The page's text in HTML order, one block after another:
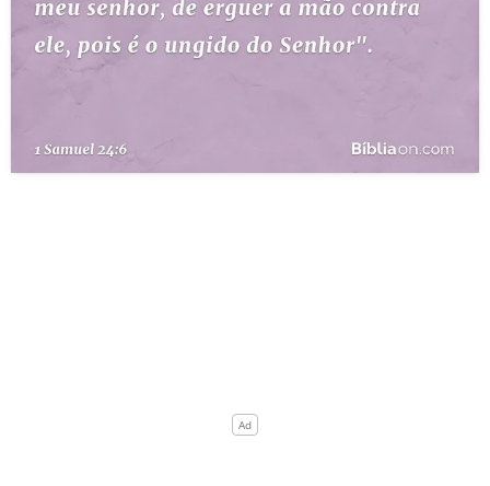
TEMAS
PERGUNTE À BÍBLIA
QUEM SOMOS